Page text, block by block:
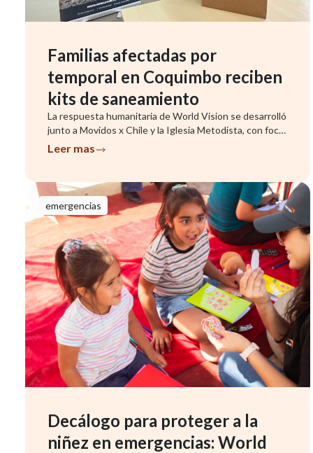
Familias afectadas por
temporal en Coquimbo reciben
kits de saneamiento
La respuesta humanitaria de World Vision se desarrolló
junto a Movidos x Chile y la Iglesia Metodista, con foco
en famil...
Leer mas
emergencias
Decálogo para proteger a la
niñez en emergencias: World